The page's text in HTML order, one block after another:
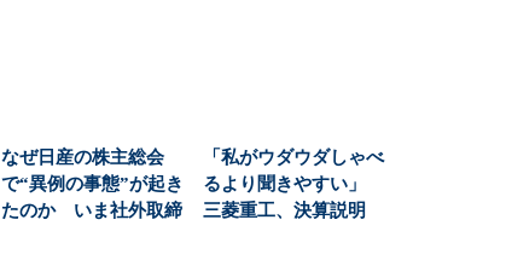
なぜ日産の株主総会
で“異例の事態”が起き
たのか いま社外取締
「私がウダウダしゃべ
るより聞きやすい」
三菱重工、決算説明